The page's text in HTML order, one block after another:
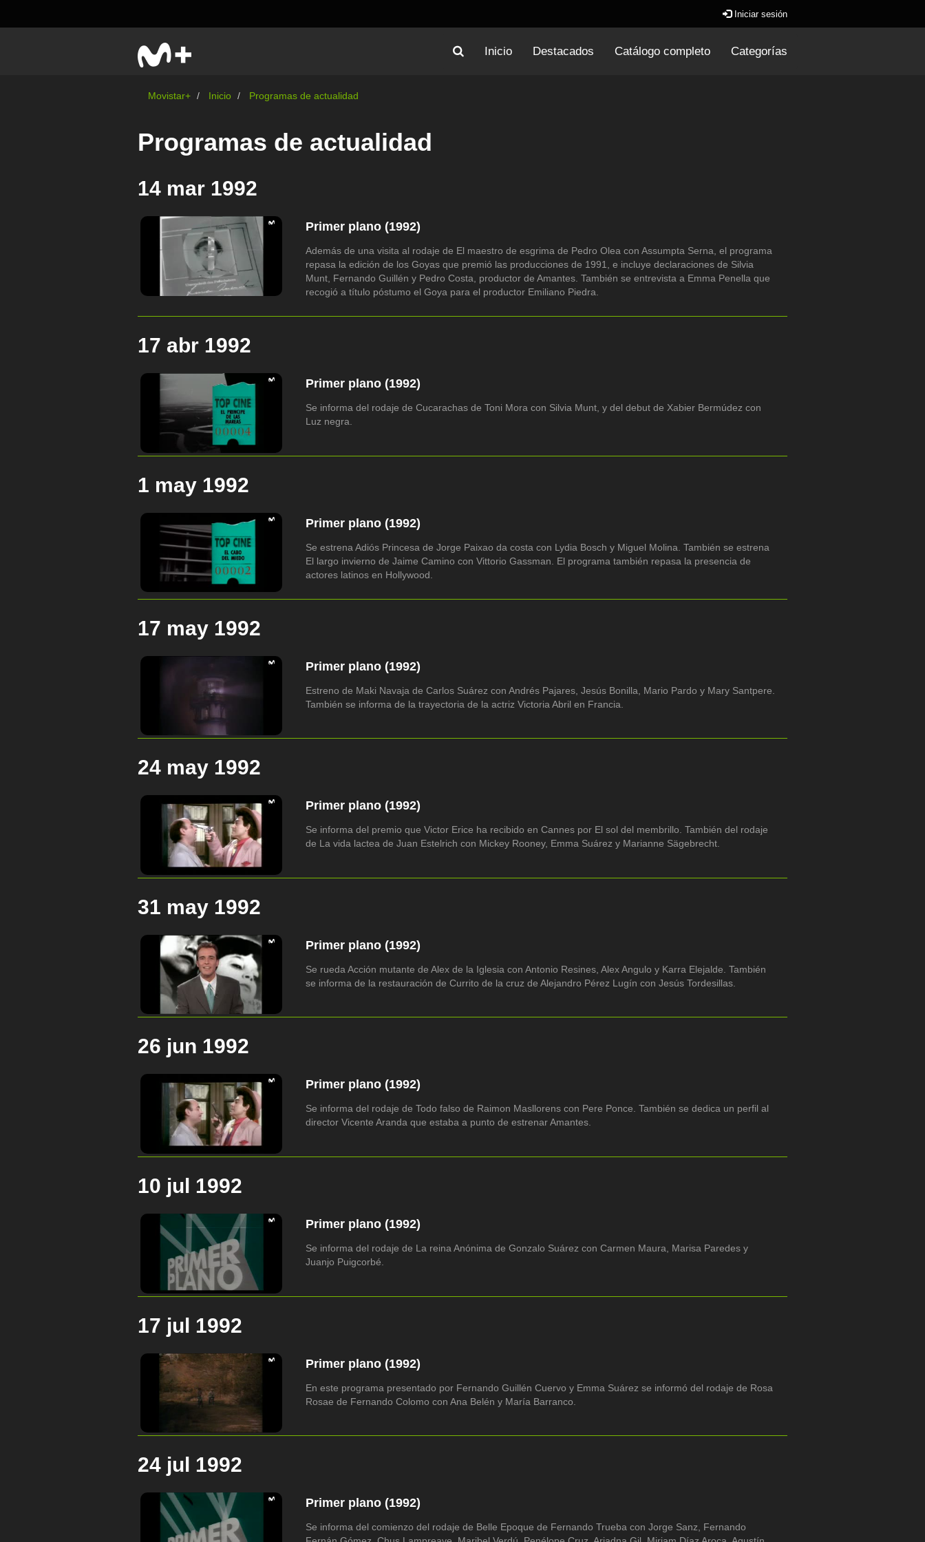
Iniciar sesión
Inicio Destacados Catálogo completo Categorías
Movistar+ Inicio Programas de actualidad
Programas de actualidad
14 mar 1992
Primer plano (1992)
Además de una visita al rodaje de El maestro de esgrima de Pedro Olea con Assumpta Serna, el programa
repasa la edición de los Goyas que premió las producciones de 1991, e incluye declaraciones de Silvia
Munt, Fernando Guillén y Pedro Costa, productor de Amantes. También se entrevista a Emma Penella que
recogió a título póstumo el Goya para el productor Emiliano Piedra.
17 abr 1992
Primer plano (1992)
Se informa del rodaje de Cucarachas de Toni Mora con Silvia Munt, y del debut de Xabier Bermúdez con
Luz negra.
1 may 1992
Primer plano (1992)
Se estrena Adiós Princesa de Jorge Paixao da costa con Lydia Bosch y Miguel Molina. También se estrena
El largo invierno de Jaime Camino con Vittorio Gassman. El programa también repasa la presencia de
actores latinos en Hollywood.
17 may 1992
Primer plano (1992)
Estreno de Maki Navaja de Carlos Suárez con Andrés Pajares, Jesús Bonilla, Mario Pardo y Mary Santpere.
También se informa de la trayectoria de la actriz Victoria Abril en Francia.
24 may 1992
Primer plano (1992)
Se informa del premio que Victor Erice ha recibido en Cannes por El sol del membrillo. También del rodaje
de La vida lactea de Juan Estelrich con Mickey Rooney, Emma Suárez y Marianne Sägebrecht.
31 may 1992
Primer plano (1992)
Se rueda Acción mutante de Alex de la Iglesia con Antonio Resines, Alex Angulo y Karra Elejalde. También
se informa de la restauración de Currito de la cruz de Alejandro Pérez Lugín con Jesús Tordesillas.
26 jun 1992
Primer plano (1992)
Se informa del rodaje de Todo falso de Raimon Masllorens con Pere Ponce. También se dedica un perfil al
director Vicente Aranda que estaba a punto de estrenar Amantes.
10 jul 1992
Primer plano (1992)
Se informa del rodaje de La reina Anónima de Gonzalo Suárez con Carmen Maura, Marisa Paredes y
Juanjo Puigcorbé.
17 jul 1992
Primer plano (1992)
En este programa presentado por Fernando Guillén Cuervo y Emma Suárez se informó del rodaje de Rosa
Rosae de Fernando Colomo con Ana Belén y María Barranco.
24 jul 1992
Primer plano (1992)
Se informa del comienzo del rodaje de Belle Epoque de Fernando Trueba con Jorge Sanz, Fernando